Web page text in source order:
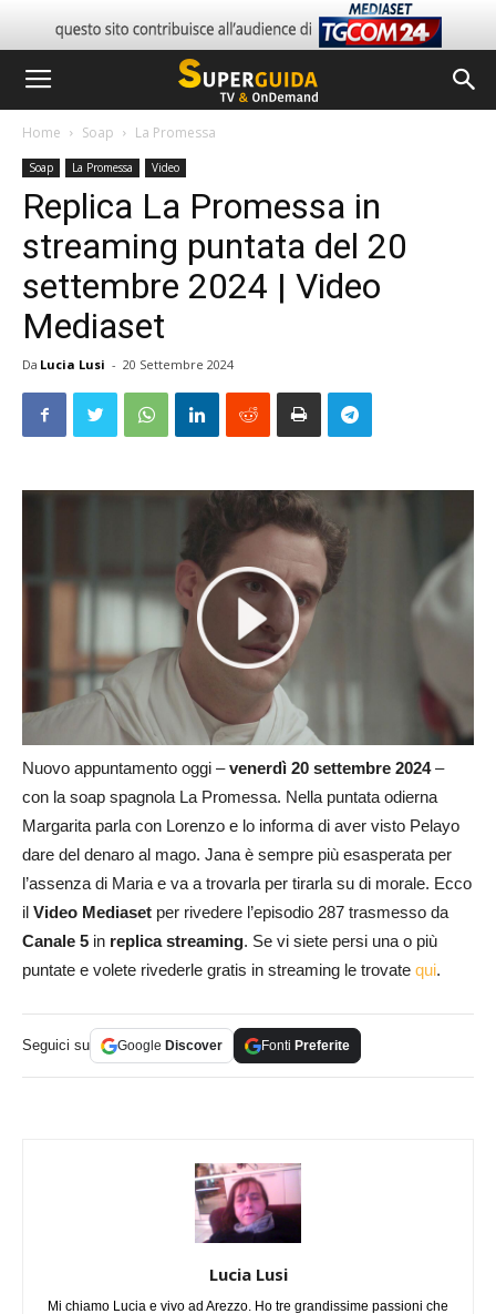
Home Soap La Promessa
Soap La Promessa Video
Replica La Promessa in
streaming puntata del 20
settembre 2024 | Video
Mediaset
Da Lucia Lusi - 20 Settembre 2024
Nuovo appuntamento oggi –venerdì 20 settembre 2024–
con la soap spagnola La Promessa. Nella puntata odierna
Margarita parla con Lorenzo e lo informa di aver visto Pelayo
dare del denaro al mago. Jana è sempre più esasperata per
l’assenza di Maria e va a trovarla per tirarla su di morale. Ecco
il Video Mediaset per rivedere l’episodio 287 trasmesso da
Canale 5 in replica streaming. Se vi siete persi una o più
puntate e volete rivederle gratis in streaming le trovate qui.
Seguici su Google Discover Fonti Preferite
Lucia Lusi
Mi chiamo Lucia e vivo ad Arezzo. Ho tre grandissime passioni che